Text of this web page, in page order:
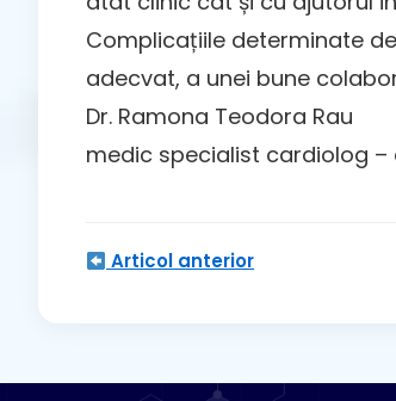
Complicațiile determinate
adecvat, a unei bune
Dr. Ramona Teodora Rau
medic specialist cardiolog
Articol anterior